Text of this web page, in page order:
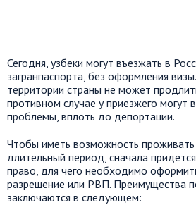
Сегодня, узбеки могут въезжать в
загранпаспорта, без оформления
территории страны не может
противном случае у приезжего могут
проблемы, вплоть до депортации.
Чтобы иметь возможность
длительный период, сначала
право, для чего необходимо
разрешение или РВП. Преимущества
заключаются в следующем: